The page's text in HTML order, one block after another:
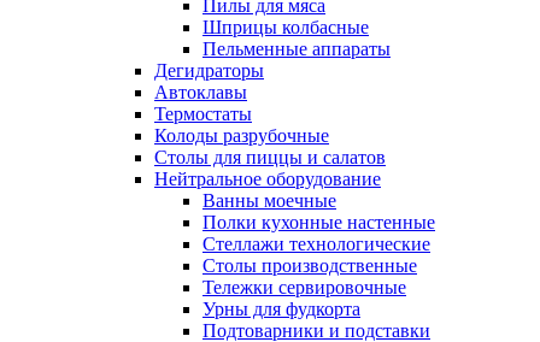
Пилы для мяса
Шприцы колбасные
Пельменные аппараты
Дегидраторы
Автоклавы
Термостаты
Колоды разрубочные
Столы для пиццы и салатов
Нейтральное оборудование
Ванны моечные
Полки кухонные настенные
Стеллажи технологические
Столы производственные
Тележки сервировочные
Урны для фудкорта
Подтоварники и подставки